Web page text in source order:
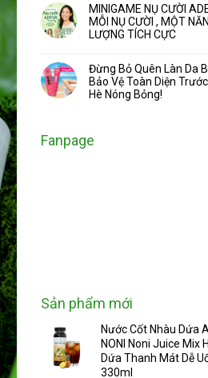
MINIGAME NỤ CƯỜI
MỖI NỤ CƯỜI , MỘT
LƯỢNG TÍCH CỰC
Đừng Bỏ Quên Làn Da
Bảo Vệ Toàn Diện
Hè Nóng Bỏng!
Fanpage
Sản phẩm mới
Nước Cốt Nhàu Dứa
NONI Noni Juice Mix
Dứa Thanh Mát Dễ
330ml